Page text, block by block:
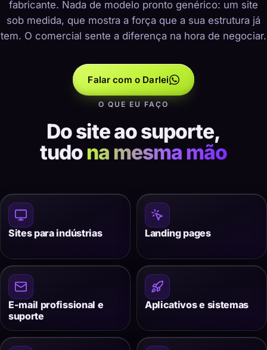
fabricante. Nada de modelo pronto genérico: um site
sob medida, que mostra a força que a sua estrutura já
tem. O comercial sente a diferença na hora de negociar.
Falar com o Darlei
O QUE EU FAÇO
Do site ao suporte,
tudona mesma mão
Sites para indústrias Landing pages
E-mail profissional e
suporte
Aplicativos e sistemas